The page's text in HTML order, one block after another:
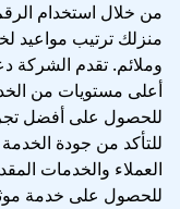
منزلك ترتيب مواعيد
وملائم. تقدم الشركة
أعلى مستويات من
للحصول على أفضل
للتأكد من جودة
العملاء والخدمات
للحصول على خدمة